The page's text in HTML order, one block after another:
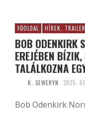
FŐOLDAL HÍREK,
BOB ODENKIRK
EREJÉBEN
TALÁLKOZNA
K. SEWERYN 2025.
Bob Odenkirk